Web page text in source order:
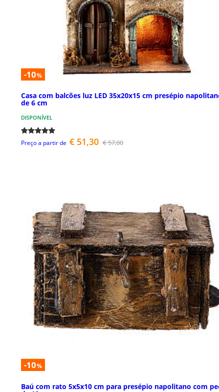
-10%
Casa com balcões luz LED 35x20x15 cm presépio
de 6 cm
DISPONÍVEL
Preço a partir de € 51,30 € 57,00
-10%
Baú com rato 5x5x10 cm para presépio napolitano com